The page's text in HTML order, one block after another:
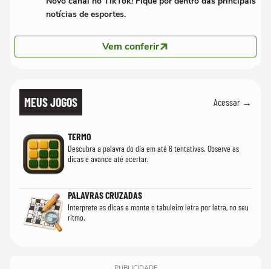
notícias de esportes.
Vem conferir
MEUS JOGOS Acessar →
TERMO
Descubra a palavra do dia em até 6 tentativas. Observe as
dicas e avance até acertar.
PALAVRAS CRUZADAS
Interprete as dicas e monte o tabuleiro letra por letra, no seu
ritmo.